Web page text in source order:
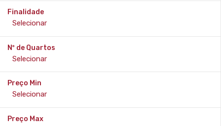
Finalidade
Nº de Quartos
Preço Min
Preço Max